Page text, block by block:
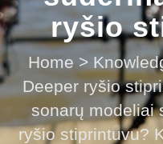
ryšio
Home >
Deeper ryšio
sonarų modeliai
ryšio stiprintuvu?